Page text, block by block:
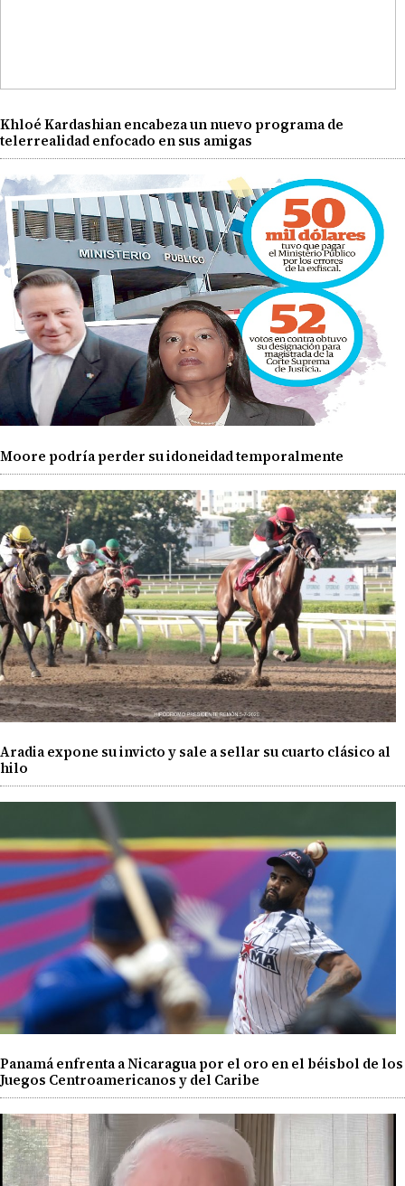
Khloé Kardashian encabeza un nuevo programa de
telerrealidad enfocado en sus amigas
Moore podría perder su idoneidad temporalmente
Aradia expone su invicto y sale a sellar su cuarto clásico al
hilo
Panamá enfrenta a Nicaragua por el oro en el béisbol de los
Juegos Centroamericanos y del Caribe